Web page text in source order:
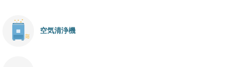
空気清浄機